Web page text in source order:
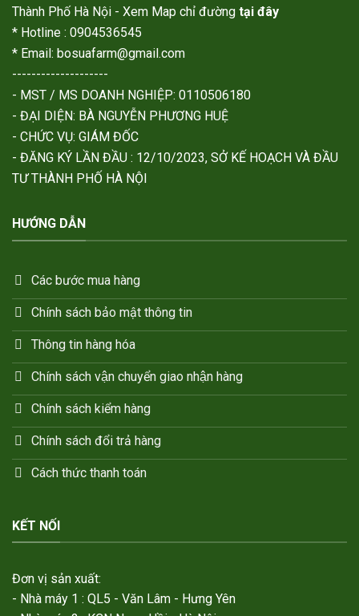
Thành Phố Hà Nội - Xem Map chỉ đường tại đây
* Hotline : 0904536545
* Email: bosuafarm@gmail.com
--------------------
- MST / MS DOANH NGHIỆP: 0110506180
- ĐẠI DIỆN: BÀ NGUYỄN PHƯƠNG HUỆ
- CHỨC VỤ: GIÁM ĐỐC
- ĐĂNG KÝ LẦN ĐẦU : 12/10/2023, SỞ KẾ HOẠCH VÀ ĐẦU
TƯ THÀNH PHỐ HÀ NỘI
HƯỚNG DẪN
Các bước mua hàng
Chính sách bảo mật thông tin
Thông tin hàng hóa
Chính sách vận chuyển giao nhận hàng
Chính sách kiểm hàng
Chính sách đổi trả hàng
Cách thức thanh toán
KẾT NỐI
Đơn vị sản xuất:
- Nhà máy 1 : QL5 - Văn Lâm - Hưng Yên